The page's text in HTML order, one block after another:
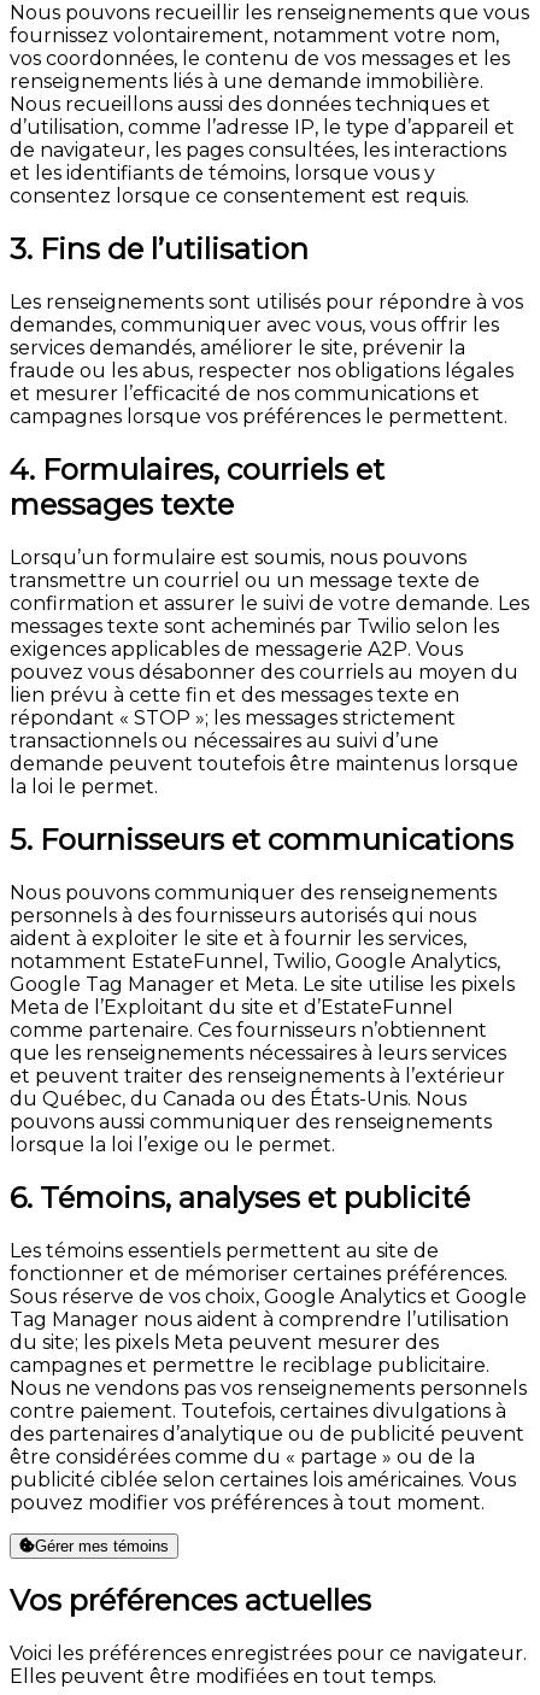
Nous pouvons recueillir les renseignements que vous
fournissez volontairement, notamment votre nom,
vos coordonnées, le contenu de vos messages et les
renseignements liés à une demande immobilière.
Nous recueillons aussi des données techniques et
d’utilisation, comme l’adresse IP, le type d’appareil et
de navigateur, les pages consultées, les interactions
et les identifiants de témoins, lorsque vous y
consentez lorsque ce consentement est requis.
3. Fins de l’utilisation
Les renseignements sont utilisés pour répondre à vos
demandes, communiquer avec vous, vous offrir les
services demandés, améliorer le site, prévenir la
fraude ou les abus, respecter nos obligations légales
et mesurer l’efficacité de nos communications et
campagnes lorsque vos préférences le permettent.
4. Formulaires, courriels et
messages texte
Lorsqu’un formulaire est soumis, nous pouvons
transmettre un courriel ou un message texte de
confirmation et assurer le suivi de votre demande. Les
messages texte sont acheminés par Twilio selon les
exigences applicables de messagerie A2P. Vous
pouvez vous désabonner des courriels au moyen du
lien prévu à cette fin et des messages texte en
répondant « STOP »; les messages strictement
transactionnels ou nécessaires au suivi d’une
demande peuvent toutefois être maintenus lorsque
la loi le permet.
5. Fournisseurs et communications
Nous pouvons communiquer des renseignements
personnels à des fournisseurs autorisés qui nous
aident à exploiter le site et à fournir les services,
notamment EstateFunnel, Twilio, Google Analytics,
Google Tag Manager et Meta. Le site utilise les pixels
Meta de l’Exploitant du site et d’EstateFunnel
comme partenaire. Ces fournisseurs n’obtiennent
que les renseignements nécessaires à leurs services
et peuvent traiter des renseignements à l’extérieur
du Québec, du Canada ou des États-Unis. Nous
pouvons aussi communiquer des renseignements
lorsque la loi l’exige ou le permet.
6. Témoins, analyses et publicité
Les témoins essentiels permettent au site de
fonctionner et de mémoriser certaines préférences.
Sous réserve de vos choix, Google Analytics et Google
Tag Manager nous aident à comprendre l’utilisation
du site; les pixels Meta peuvent mesurer des
campagnes et permettre le reciblage publicitaire.
Nous ne vendons pas vos renseignements personnels
contre paiement. Toutefois, certaines divulgations à
des partenaires d’analytique ou de publicité peuvent
être considérées comme du « partage » ou de la
publicité ciblée selon certaines lois américaines. Vous
pouvez modifier vos préférences à tout moment.
Gérer mes témoins
Vos préférences actuelles
Voici les préférences enregistrées pour ce navigateur.
Elles peuvent être modifiées en tout temps.